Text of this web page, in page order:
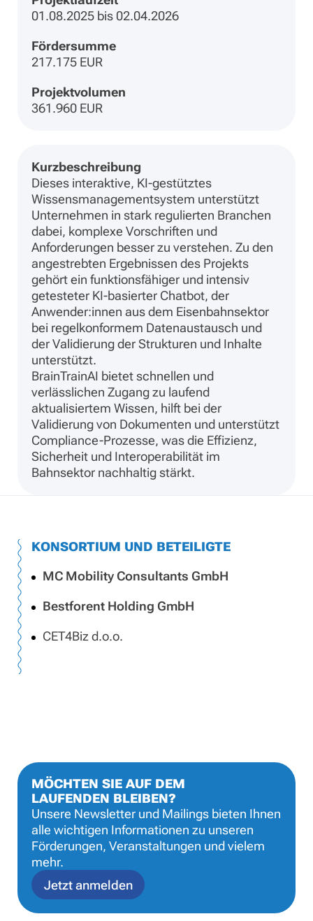
01.08.2025 bis 02.04.2026
Fördersumme
217.175 EUR
Projektvolumen
361.960 EUR
Kurzbeschreibung
Dieses interaktive, KI-gestütztes
Wissensmanagementsystem unterstützt
Unternehmen in stark regulierten Branchen
dabei, komplexe Vorschriften und
Anforderungen besser zu verstehen. Zu den
angestrebten Ergebnissen des Projekts
gehört ein funktionsfähiger und intensiv
getesteter KI-basierter Chatbot, der
Anwender:innen aus dem Eisenbahnsektor
bei regelkonformem Datenaustausch und
der Validierung der Strukturen und Inhalte
unterstützt.
BrainTrainAI bietet schnellen und
verlässlichen Zugang zu laufend
aktualisiertem Wissen, hilft bei der
Validierung von Dokumenten und unterstützt
Compliance-Prozesse, was die Effizienz,
Sicherheit und Interoperabilität im
Bahnsektor nachhaltig stärkt.
KONSORTIUM UND BETEILIGTE
MC Mobility Consultants GmbH
Bestforent Holding GmbH
CET4Biz d.o.o.
MÖCHTEN SIE AUF DEM
LAUFENDEN BLEIBEN?
Unsere Newsletter und Mailings bieten Ihnen
alle wichtigen Informationen zu unseren
Förderungen, Veranstaltungen und vielem
mehr.
Jetzt anmelden